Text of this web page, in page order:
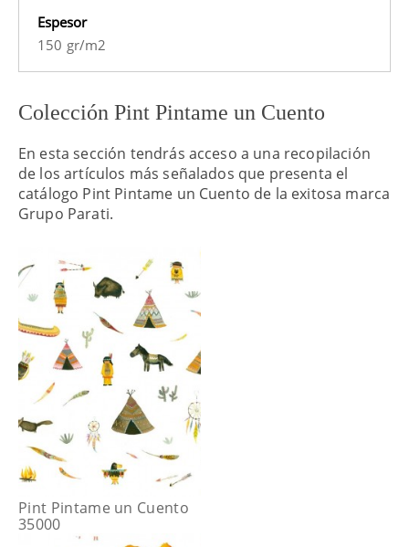
Espesor
150 gr/m2
Colección Pint Pintame un Cuento
En esta sección tendrás acceso a una recopilación
de los artículos más señalados que presenta el
catálogo Pint Pintame un Cuento de la exitosa marca
Grupo Parati.
Pint Pintame un Cuento
35000